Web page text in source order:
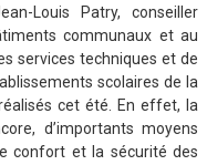
Louis Patry, conseiller
communaux et au
services techniques et de
scolaires de la
cet été. En effet, la
d’importants moyens
confort et la sécurité des